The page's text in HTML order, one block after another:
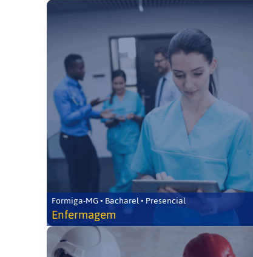
Formiga-MG • Bacharel • Presencial
Enfermagem